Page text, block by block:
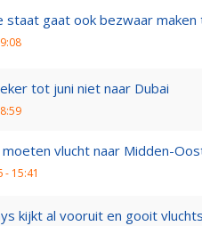
staat gaat ook bezwaar maken
tot juni niet naar Dubai
vlucht naar Midden-
- 15:41
kijkt al vooruit en gooit